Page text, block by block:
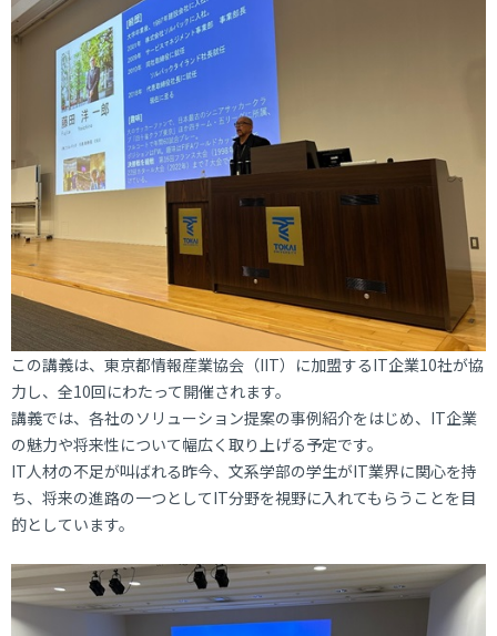
この講義は、東京都情報産業協会（IIT）に加盟するIT企業10社が協
力し、全10回にわたって開催されます。
講義では、各社のソリューション提案の事例紹介をはじめ、IT企業
の魅力や将来性について幅広く取り上げる予定です。
IT人材の不足が叫ばれる昨今、文系学部の学生がIT業界に関心を持
ち、将来の進路の一つとしてIT分野を視野に入れてもらうことを目
的としています。